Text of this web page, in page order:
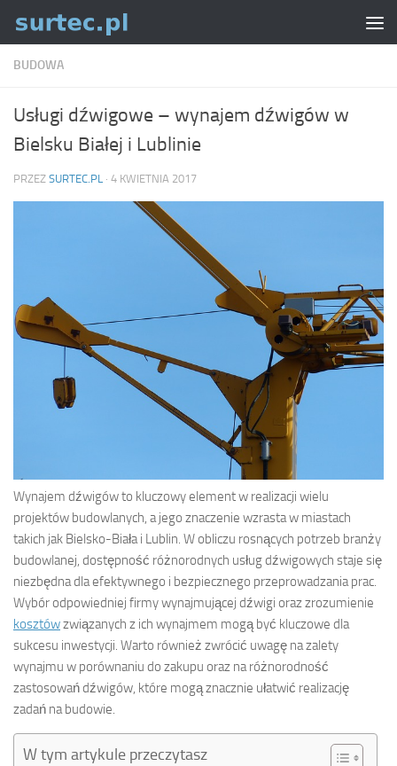
Skip to content
BUDOWA
Usługi dźwigowe – wynajem dźwigów w
Bielsku Białej i Lublinie
PRZEZ SURTEC.PL · 4 KWIETNIA 2017
Wynajem dźwigów to kluczowy element w realizacji wielu
projektów budowlanych, a jego znaczenie wzrasta w miastach
takich jak Bielsko-Biała i Lublin. W obliczu rosnących potrzeb branży
budowlanej, dostępność różnorodnych usług dźwigowych staje się
niezbędna dla efektywnego i bezpiecznego przeprowadzania prac.
Wybór odpowiedniej firmy wynajmującej dźwigi oraz zrozumienie
kosztówzwiązanych z ich wynajmem mogą być kluczowe dla
sukcesu inwestycji. Warto również zwrócić uwagę na zalety
wynajmu w porównaniu do zakupu oraz na różnorodność
zastosowań dźwigów, które mogą znacznie ułatwić realizację
zadań na budowie.
W tym artykule przeczytasz